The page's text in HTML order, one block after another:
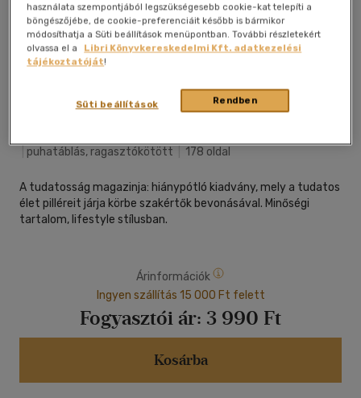
puhatáblás, ragasztókötött 178 oldal
A tudatosság magazinja: hiánypótló kiadvány, mely a tudatos
élet pilléreit járja körbe szakértők bevonásával. Minőségi
tartalom, lifestyle stílusban.
Árinformációk
Ingyen szállítás 15 000 Ft felett
Fogyasztói ár: 3 990 Ft
Kosárba
használata szempontjából legszükségesebb cookie-kat telepíti a
böngészőjébe, de cookie-preferenciáit később is bármikor
módosíthatja a Süti beállítások menüpontban. További részletekért
olvassa el a
Libri Könyvkereskedelmi Kft. adatkezelési
tájékoztatóját!
Rendben
Süti beállítások